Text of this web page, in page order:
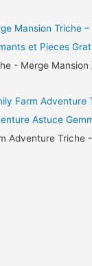
Mansion Triche
et Pieces
- Merge
Farm Adventure
Astuce
Adventure Triche